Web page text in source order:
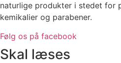
naturlige produkter i stedet for
kemikalier og parabener.
Følg os på facebook
Skal læses